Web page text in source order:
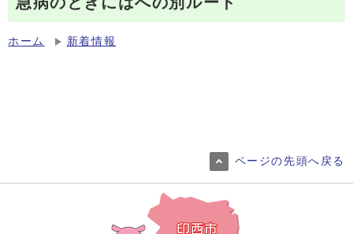
ホーム 新着情報
ページの先頭へ戻る